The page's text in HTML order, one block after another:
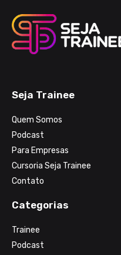
Seja Trainee
Quem Somos
Podcast
Para Empresas
Cursoria Seja Trainee
Contato
Categorias
Trainee
Podcast